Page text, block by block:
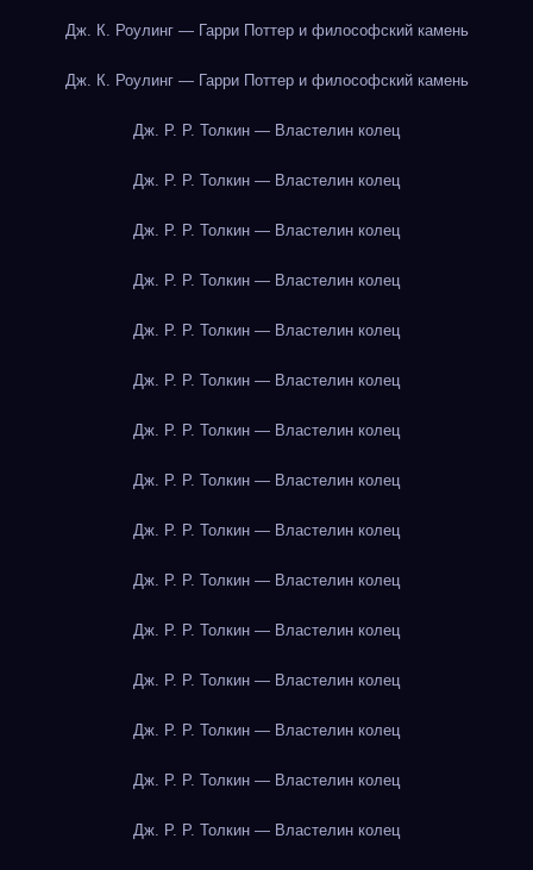
Дж. К. Роулинг — Гарри Поттер и философский камень
Дж. К. Роулинг — Гарри Поттер и философский камень
Дж. Р. Р. Толкин — Властелин колец
Дж. Р. Р. Толкин — Властелин колец
Дж. Р. Р. Толкин — Властелин колец
Дж. Р. Р. Толкин — Властелин колец
Дж. Р. Р. Толкин — Властелин колец
Дж. Р. Р. Толкин — Властелин колец
Дж. Р. Р. Толкин — Властелин колец
Дж. Р. Р. Толкин — Властелин колец
Дж. Р. Р. Толкин — Властелин колец
Дж. Р. Р. Толкин — Властелин колец
Дж. Р. Р. Толкин — Властелин колец
Дж. Р. Р. Толкин — Властелин колец
Дж. Р. Р. Толкин — Властелин колец
Дж. Р. Р. Толкин — Властелин колец
Дж. Р. Р. Толкин — Властелин колец